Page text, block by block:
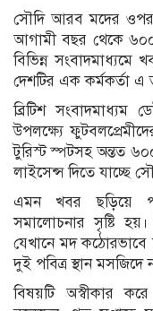
সৌদি আরব মদের ওপর
আগামী বছর থেকে ৬০০
বিভিন্ন
দেশটির এক কর্মকর্তা এ
ব্রিটিশ সংবাদমাধ্যম
উপলক্ষ্যে
টুরিস্ট স্পটসহ অন্তত
লাইসেন্স দিতে যাচ্ছে
এমন খবর ছড়িয়ে
সমালোচনার সৃষ্টি
যেখানে মদ কঠোরভাবে
দুই পবিত্র স্থান
বিষয়টি অস্বীকার করে